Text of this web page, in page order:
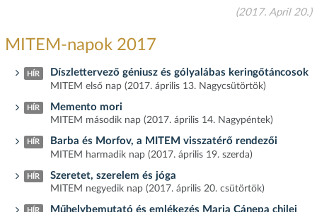
(2017. April 20.)
MITEM-napok 2017
HÍR Díszlettervező géniusz és gólyalábas keringőtáncosok
MITEM első nap (2017. április 13. Nagycsütörtök)
HÍR Memento mori
MITEM második nap (2017. április 14. Nagypéntek)
HÍR Barba és Morfov, a MITEM visszatérő rendezői
MITEM harmadik nap (2017. április 19. szerda)
HÍR Szeretet, szerelem és jóga
MITEM negyedik nap (2017. április 20. csütörtök)
Műhelybemutató és emlékezés Maria Cánepa chilei